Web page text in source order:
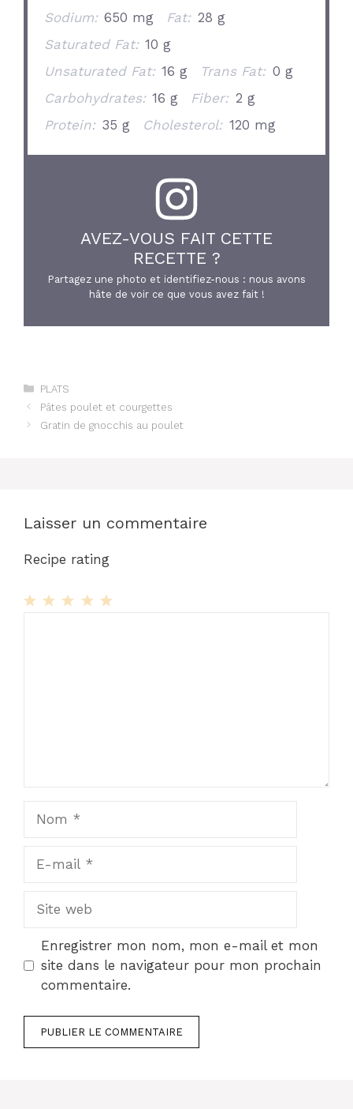
Sodium: 650 mg Fat: 28 g
Saturated Fat: 10 g
Unsaturated Fat: 16 g Trans Fat: 0 g
Carbohydrates: 16 g Fiber: 2 g
Protein: 35 g Cholesterol: 120 mg
AVEZ-VOUS FAIT CETTE
RECETTE ?
Partagez une photo et identifiez-nous : nous avons
hâte de voir ce que vous avez fait !
Catégories
PLATS
Pâtes poulet et courgettes
Gratin de gnocchis au poulet
Laisser un commentaire
Recipe rating
Site
Enregistrer mon nom, mon e-mail et mon
site dans le navigateur pour mon prochain
commentaire.